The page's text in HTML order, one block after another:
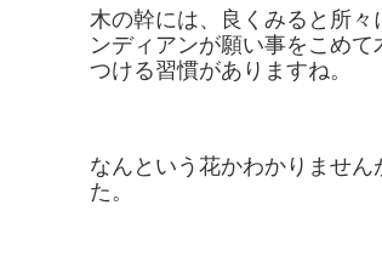
木の幹には、良くみると所
ンディアンが願い事をこめ
つける習慣がありますね。
なんという花かわかりませ
た。